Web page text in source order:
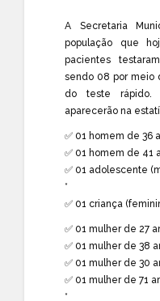
A Secretaria
população que
pacientes
sendo 08 por meio
do teste rápido.
aparecerão na
✅ 01 homem de 36
✅ 01 homem de 41
✅ 01 adolescente
*
✅ 01 criança
✅ 01 mulher de 27
✅ 01 mulher de 38
✅ 01 mulher de 30
✅ 01 mulher de 71
*